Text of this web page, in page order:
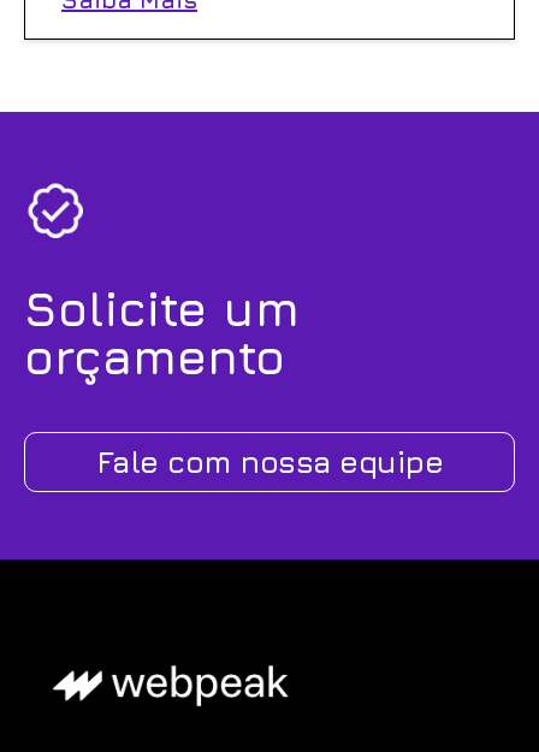
Solicite um
orçamento
Fale com nossa equipe